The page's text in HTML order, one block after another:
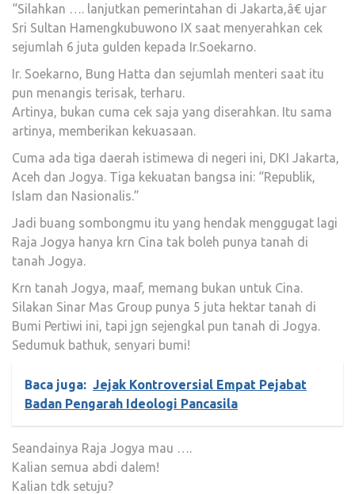
“Silahkan …. lanjutkan pemerintahan di Jakarta,â€ ujar
Sri Sultan Hamengkubuwono IX saat menyerahkan cek
sejumlah 6 juta gulden kepada Ir.Soekarno.
Ir. Soekarno, Bung Hatta dan sejumlah menteri saat itu
pun menangis terisak, terharu.
Artinya, bukan cuma cek saja yang diserahkan. Itu sama
artinya, memberikan kekuasaan.
Cuma ada tiga daerah istimewa di negeri ini, DKI Jakarta,
Aceh dan Jogya. Tiga kekuatan bangsa ini: “Republik,
Islam dan Nasionalis.”
Jadi buang sombongmu itu yang hendak menggugat lagi
Raja Jogya hanya krn Cina tak boleh punya tanah di
tanah Jogya.
Krn tanah Jogya, maaf, memang bukan untuk Cina.
Silakan Sinar Mas Group punya 5 juta hektar tanah di
Bumi Pertiwi ini, tapi jgn sejengkal pun tanah di Jogya.
Sedumuk bathuk, senyari bumi!
Baca juga: Jejak Kontroversial Empat Pejabat
Badan Pengarah Ideologi Pancasila
Seandainya Raja Jogya mau ….
Kalian semua abdi dalem!
Kalian tdk setuju?